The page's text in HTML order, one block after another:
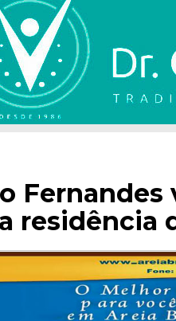
Fernandes
residência